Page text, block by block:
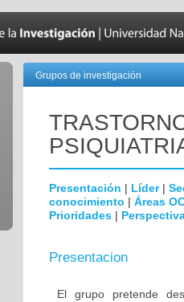
Grupos de investigación
Presentación | Líder|
conocimiento | Áreas
Prioridades |
Presentacion
El grupo pretende